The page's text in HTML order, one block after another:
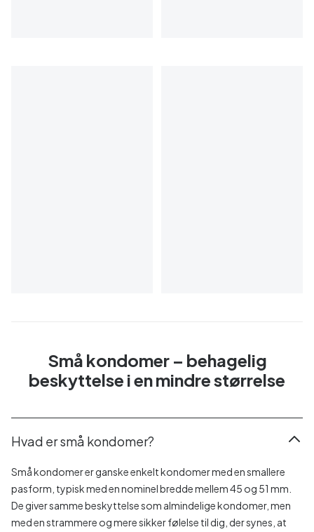
Små kondomer – behagelig
beskyttelse i en mindre størrelse
Hvad er små kondomer?
Små kondomer er ganske enkelt kondomer med en smallere
pasform, typisk med en nominel bredde mellem 45 og 51 mm.
De giver samme beskyttelse som almindelige kondomer, men
med en strammere og mere sikker følelse til dig, der synes, at